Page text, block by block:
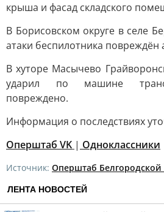
крыша и фасад складского
В Борисовском округе в селе
атаки беспилотника повреждён
В хуторе Масычево
ударил по машине
повреждено.
Информация о последствиях
Оперштаб VK | Одноклассники
Источник: Оперштаб Белгородской
ЛЕНТА НОВОСТЕЙ